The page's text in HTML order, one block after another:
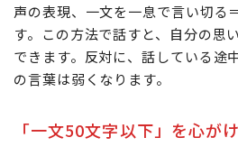
声の表現、一文を一息で言い切る
す。この方法で話すと、自分の思
できます。反対に、話している途
の言葉は弱くなります。
「一文50文字以下」を心が